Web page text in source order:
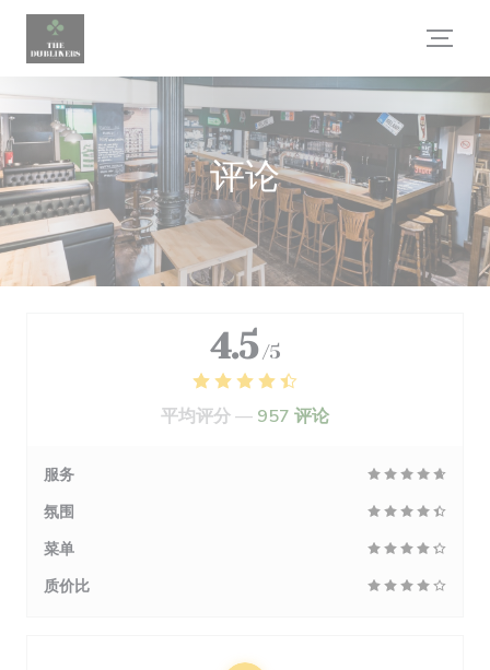
Cookie管理面板
评论
4.5 /5
平均评分 — 957 评论
服务
氛围
菜单
质价比